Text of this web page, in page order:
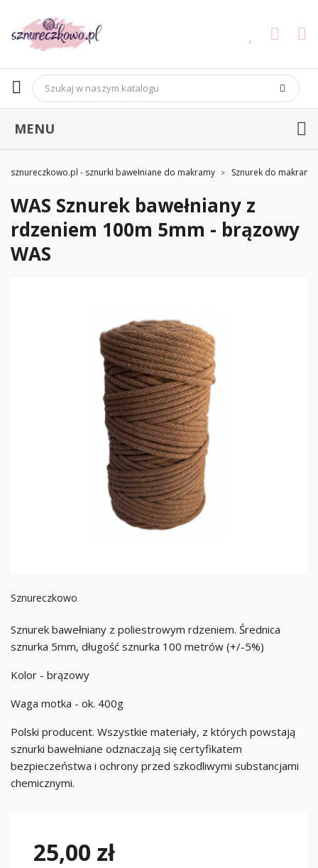
MENU
sznureczkowo.pl - sznurki bawełniane do makramy Sznurek do makramy
WAS Sznurek bawełniany z
rdzeniem 100m 5mm - brązowy
WAS
Sznureczkowo
Sznurek bawełniany z poliestrowym rdzeniem. Średnica
sznurka 5mm, długość sznurka 100 metrów (+/-5%)
Kolor - brązowy
Waga motka - ok. 400g
Polski producent. Wszystkie materiały, z których powstają
sznurki bawełniane odznaczają się certyfikatem
bezpieczeństwa i ochrony przed szkodliwymi substancjami
chemicznymi.
25,00 zł